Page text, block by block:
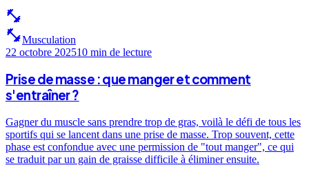
fitness_center
fitness_centerMusculation
22 octobre 202510 min de lecture
Prise de masse : que manger et comment
s'entraîner ?
Gagner du muscle sans prendre trop de gras, voilà le défi de tous les
sportifs qui se lancent dans une prise de masse. Trop souvent, cette
phase est confondue avec une permission de "tout manger", ce qui
se traduit par un gain de graisse difficile à éliminer ensuite.